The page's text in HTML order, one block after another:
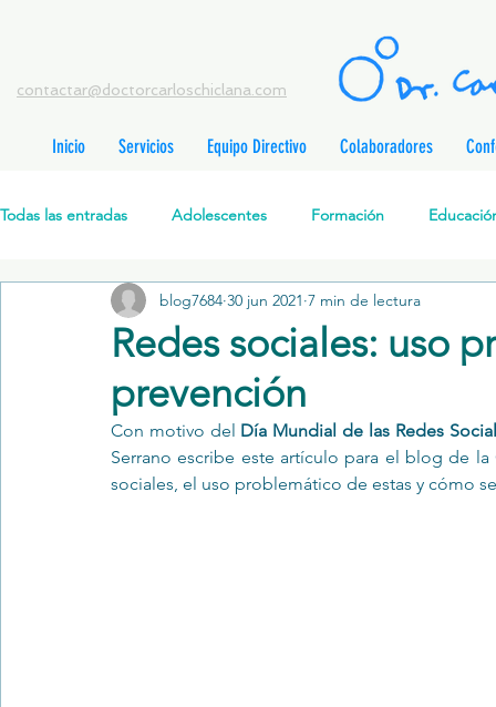
contactar@doctorcarloschiclana.com
Inicio Servicios Equipo Directivo Colaboradores
Todas las entradas Adolescentes Formación
Salud Mental Perinatal Psicoterapia Cognitivo-Analítica
Formación profesionales Jóvenes
Promoción de la salud mental Relaciones de pareja
Redes sociales: uso
prevención
blog7684 30 jun 2021 7 min de lectura
Con motivo del Día Mundial de las Redes
Serrano escribe este artículo para el blog de
sociales, el uso problemático de estas y cómo